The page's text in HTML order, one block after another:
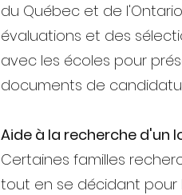
du Québec et de
évaluations et des
avec les écoles pour
documents de
Aide à la recherche d'un
Certaines familles
tout en se décidant pour